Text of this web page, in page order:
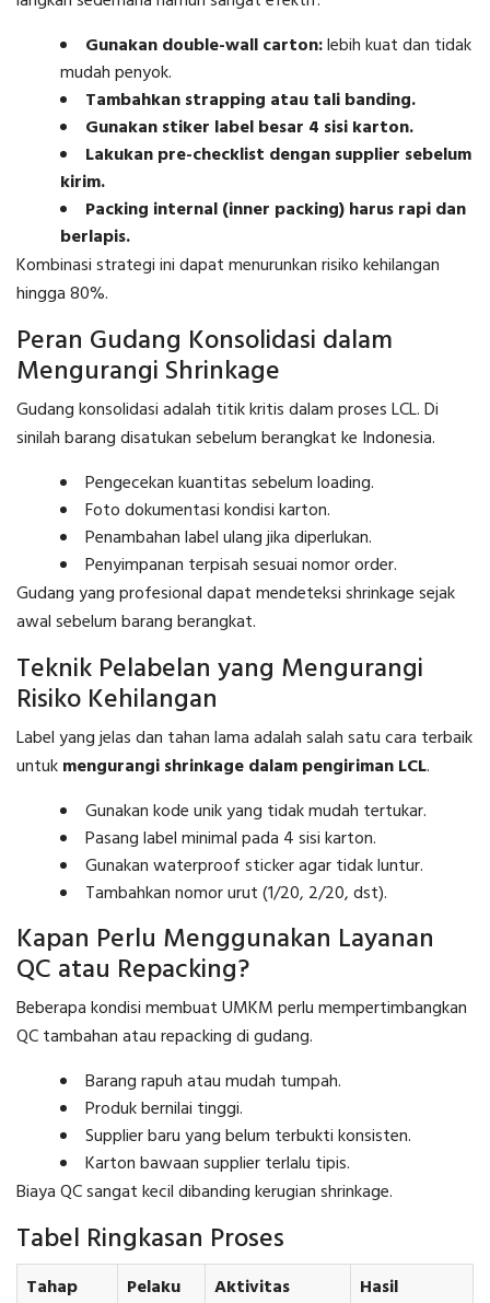
Gunakan double-wall carton:lebih kuat dan tidak
mudah penyok.
Tambahkan strapping atau tali banding.
Gunakan stiker label besar 4 sisi karton.
Lakukan pre-checklist dengan supplier sebelum
kirim.
Packing internal (inner packing) harus rapi dan
berlapis.
Kombinasi strategi ini dapat menurunkan risiko kehilangan
hingga 80%.
Peran Gudang Konsolidasi dalam
Mengurangi Shrinkage
Gudang konsolidasi adalah titik kritis dalam proses LCL. Di
sinilah barang disatukan sebelum berangkat ke Indonesia.
Pengecekan kuantitas sebelum loading.
Foto dokumentasi kondisi karton.
Penambahan label ulang jika diperlukan.
Penyimpanan terpisah sesuai nomor order.
Gudang yang profesional dapat mendeteksi shrinkage sejak
awal sebelum barang berangkat.
Teknik Pelabelan yang Mengurangi
Risiko Kehilangan
Label yang jelas dan tahan lama adalah salah satu cara terbaik
untukmengurangi shrinkage dalam pengiriman LCL.
Gunakan kode unik yang tidak mudah tertukar.
Pasang label minimal pada 4 sisi karton.
Gunakan waterproof sticker agar tidak luntur.
Tambahkan nomor urut (1/20, 2/20, dst).
Kapan Perlu Menggunakan Layanan
QC atau Repacking?
Beberapa kondisi membuat UMKM perlu mempertimbangkan
QC tambahan atau repacking di gudang.
Barang rapuh atau mudah tumpah.
Produk bernilai tinggi.
Supplier baru yang belum terbukti konsisten.
Karton bawaan supplier terlalu tipis.
Biaya QC sangat kecil dibanding kerugian shrinkage.
Tabel Ringkasan Proses
Tahap Pelaku Aktivitas
Hasil